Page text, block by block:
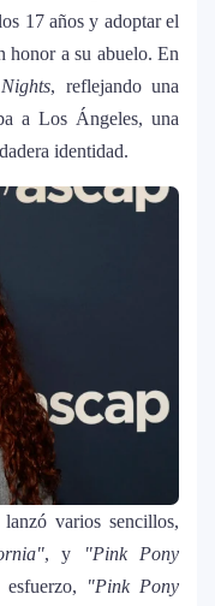
17 años y adoptar el
honor a su abuelo. En
, reflejando una
a Los Ángeles, una
identidad.
varios sencillos,
, y
"Pink Pony
"Pink Pony